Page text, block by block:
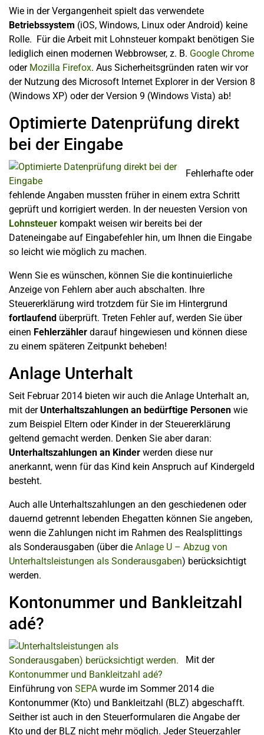
Wie in der Vergangenheit spielt das verwendete
Betriebssystem (iOS, Windows, Linux oder Android) keine
Rolle. Für die Arbeit mit Lohnsteuer kompakt benötigen Sie
lediglich einen modernen Webbrowser, z. B. Google Chrome
oder Mozilla Firefox. Aus Sicherheitsgründen raten wir vor
der Nutzung des Microsoft Internet Explorer in der Version 8
(Windows XP) oder der Version 9 (Windows Vista) ab!
Optimierte Datenprüfung direkt
bei der Eingabe
Fehlerhafte oder
fehlende Angaben mussten früher in einem extra Schritt
geprüft und korrigiert werden. In der neuesten Version von
Lohnsteuer kompakt weisen wir bereits bei der
Dateneingabe auf Eingabefehler hin, um Ihnen die Eingabe
so leicht wie möglich zu machen.
Wenn Sie es wünschen, können Sie die kontinuierliche
Anzeige von Fehlern aber auch abschalten. Ihre
Steuererklärung wird trotzdem für Sie im Hintergrund
fortlaufend überprüft. Treten Fehler auf, werden Sie über
einen Fehlerzähler darauf hingewiesen und können diese
zu einem späteren Zeitpunkt beheben!
Anlage Unterhalt
Seit Februar 2014 bieten wir auch die Anlage Unterhalt an,
mit der Unterhaltszahlungen an bedürftige Personen wie
zum Beispiel Eltern oder Kinder in der Steuererklärung
geltend gemacht werden. Denken Sie aber daran:
Unterhaltszahlungen an Kinder werden diese nur
anerkannt, wenn für das Kind kein Anspruch auf Kindergeld
besteht.
Auch alle Unterhaltszahlungen an den geschiedenen oder
dauernd getrennt lebenden Ehegatten können Sie angeben,
wenn die Zahlungen nicht im Rahmen des Realsplittings
als Sonderausgaben (über die Anlage U – Abzug von
Unterhaltsleistungen als Sonderausgaben) berücksichtigt
werden.
Kontonummer und Bankleitzahl
adé?
Mit der
Einführung von SEPA wurde im Sommer 2014 die
Kontonummer (Kto) und Bankleitzahl (BLZ) abgeschafft.
Seither ist auch in den Steuerformularen die Angabe der
Kto und der BLZ nicht mehr möglich. Jeder Steuerzahler